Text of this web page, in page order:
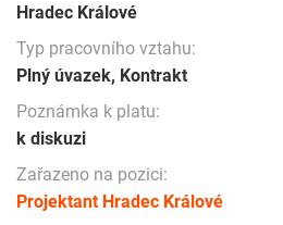
Hradec Králové
Typ pracovního vztahu:
Plný úvazek, Kontrakt
Poznámka k platu:
k diskuzi
Zařazeno na pozici:
Projektant Hradec Králové